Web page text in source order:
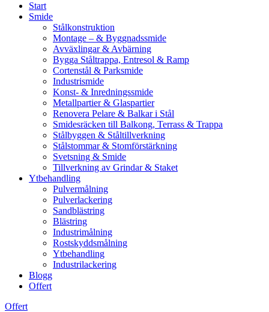
Start
Smide
Stålkonstruktion
Montage – & Byggnadssmide
Avväxlingar & Avbärning
Bygga Ståltrappa, Entresol & Ramp
Cortenstål & Parksmide
Industrismide
Konst- & Inredningssmide
Metallpartier & Glaspartier
Renovera Pelare & Balkar i Stål
Smidesräcken till Balkong, Terrass & Trappa
Stålbyggen & Ståltillverkning
Stålstommar & Stomförstärkning
Svetsning & Smide
Tillverkning av Grindar & Staket
Ytbehandling
Pulvermålning
Pulverlackering
Sandblästring
Blästring
Industrimålning
Rostskyddsmålning
Ytbehandling
Industrilackering
Blogg
Offert
Offert